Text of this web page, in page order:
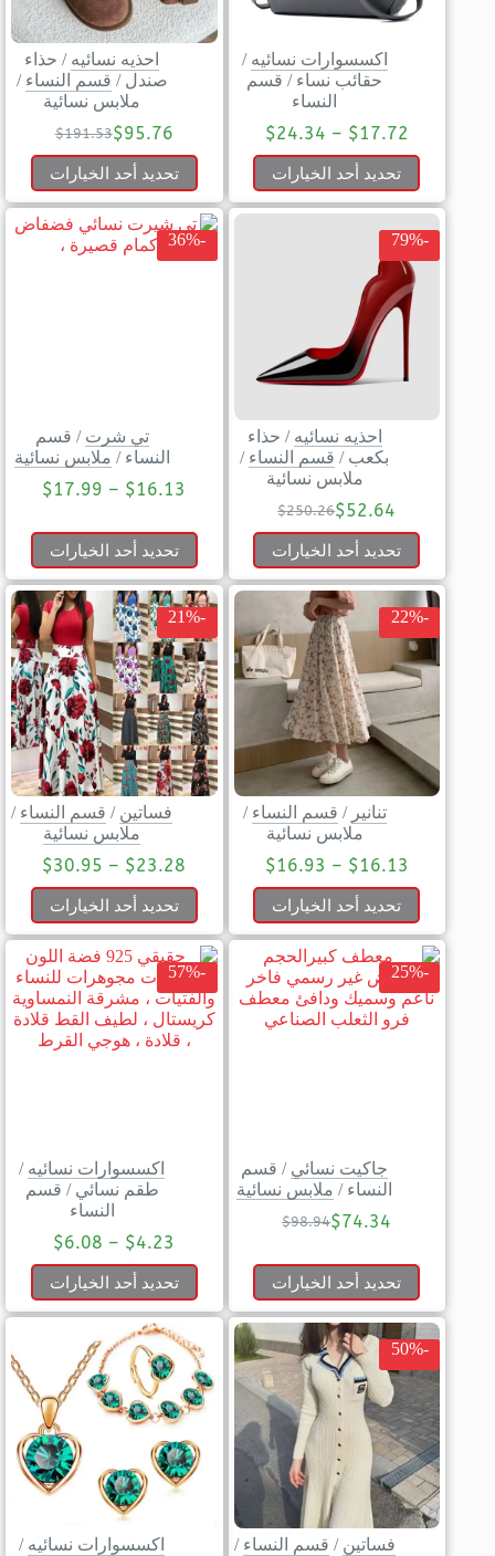
اكسسوارات نسائيه /
حقائب نساء / قسم
النساء
$17.72
–
$24.34
تحديد أحد الخيارات
احذيه نسائيه / حذاء
صندل / قسم النساء /
ملابس نسائية
$191.53$95.76
تحديد أحد الخيارات
-79%
احذيه نسائيه / حذاء
بكعب / قسم النساء /
ملابس نسائية
$250.26$52.64
تحديد أحد الخيارات
-36%
تي شرت / قسم
النساء / ملابس نسائية
$16.13
–
$17.99
تحديد أحد الخيارات
-22%
تنانير / قسم النساء /
ملابس نسائية
$16.13
–
$16.93
تحديد أحد الخيارات
-21%
فساتين / قسم النساء /
ملابس نسائية
$23.28
–
$30.95
تحديد أحد الخيارات
-25%
جاكيت نسائي / قسم
النساء / ملابس نسائية
$98.94$74.34
تحديد أحد الخيارات
-57%
اكسسوارات نسائيه /
طقم نسائي / قسم
النساء
$4.23
–
$6.08
تحديد أحد الخيارات
-50%
فساتين / قسم النساء / اكسسوارات نسائيه /